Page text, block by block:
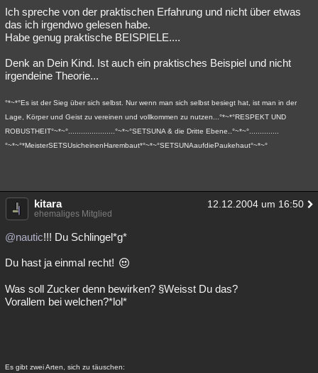
Ich spreche von der praktischen Erfahrung und nicht über etwas
das ich irgendwo gelesen habe.
Habe genug praktische BEISPIELE....
Denk an Dein Kind. Ist auch ein praktisches Beispiel und nicht
irgendeine Theorie...
°*~*°Es ist der Sieg über sich selbst. Nur wenn man sich selbst besiegt hat, ist man in der
Lage, Körper und Geist zu vereinen und vollkommen zu nutzen...°*~*°RESPEKT UND
ROBUSTHEIT°~*~°......................°~*~°SETSUNA & die Dritte Ebene..°~*~°..............
°~*~°*MeisterSETSUsicheinenHarembaut*°~*~°SETSUNAaufdiePaukehaut°~*~°
kitara 12.12.2004 um 16:50
ehemaliges Mitglied
@nautic!!! Du Schlingel*g*
Du hast ja einmal recht!
Was soll Zucker denn bewirken? §Weisst Du das?
Vorallem bei welchen?*lol*
Es gibt zwei Arten, sich zu täuschen: